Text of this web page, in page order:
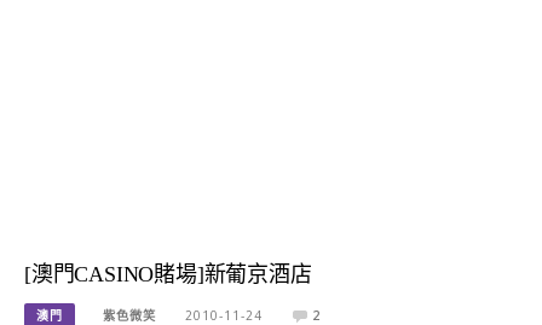
[澳門CASINO賭場]新葡京酒店
澳門 紫色微笑 2010-11-24 2